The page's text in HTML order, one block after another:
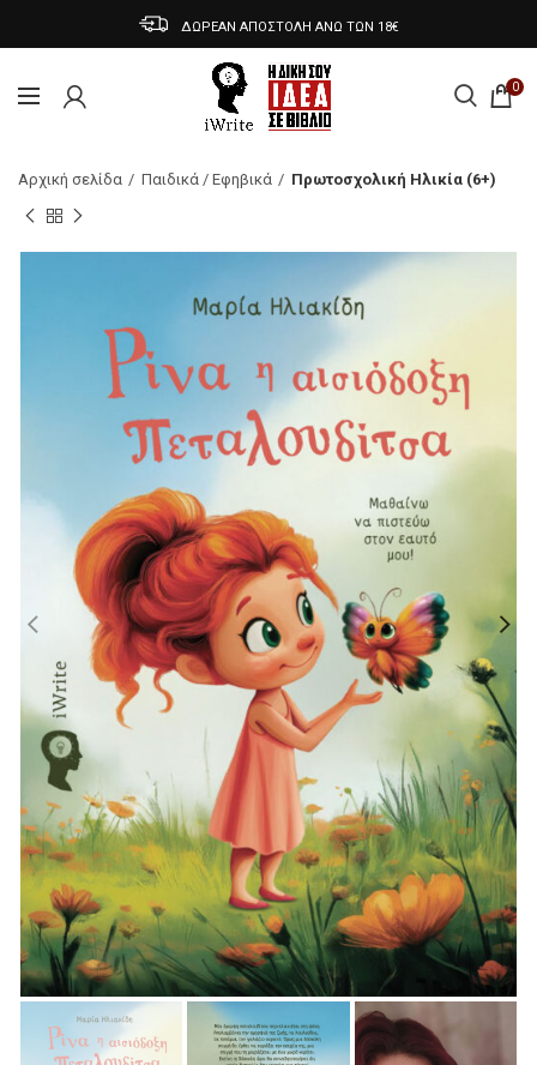
ΔΩΡΕΑΝ ΑΠΟΣΤΟΛΗ ΑΝΩ ΤΩΝ 18€
0
Αρχική σελίδα Παιδικά / Εφηβικά Πρωτοσχολική Ηλικία (6+)